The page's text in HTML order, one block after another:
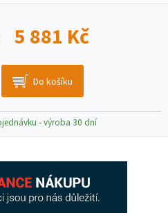
5 881 Kč
- výroba 30 dní